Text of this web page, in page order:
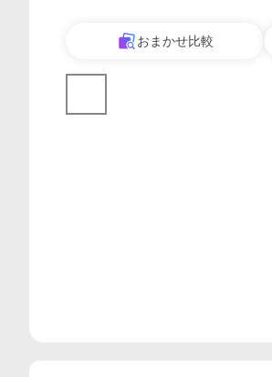
おまかせ比較